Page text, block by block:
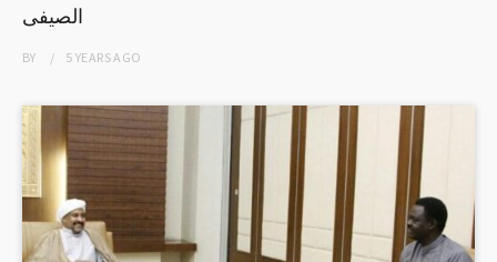
الصيفى
BY 5 YEARSAGO